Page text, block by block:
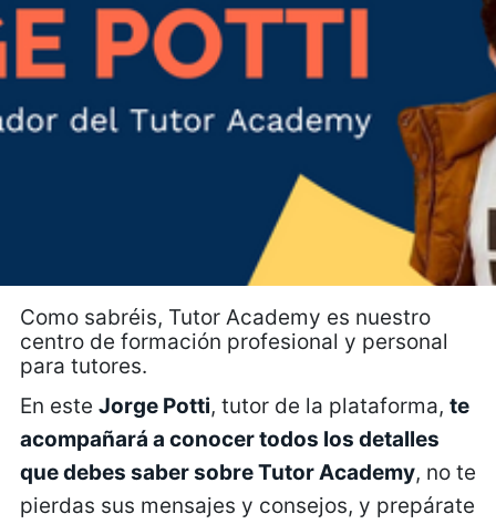
Como sabréis, Tutor Academy es nuestro
centro de formación profesional y personal
para tutores.
En este Jorge Potti, tutor de la plataforma, te
acompañará a conocer todos los detalles
que debes saber sobre Tutor Academy, no te
pierdas sus mensajes y consejos, y prepárate